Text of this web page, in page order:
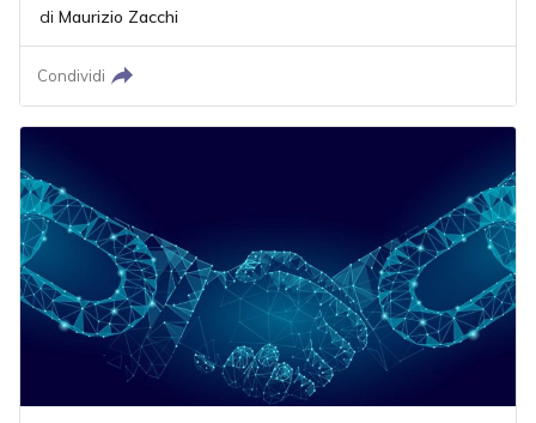
di Maurizio Zacchi
Condividi